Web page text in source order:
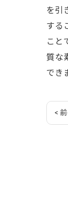
を引
する
こと
質な
でき
<